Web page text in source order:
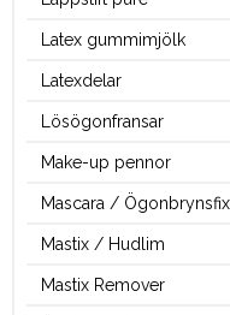
Latex gummimjölk
Latexdelar
Lösögonfransar
Make-up pennor
Mascara /
Mastix / Hudlim
Mastix Remover